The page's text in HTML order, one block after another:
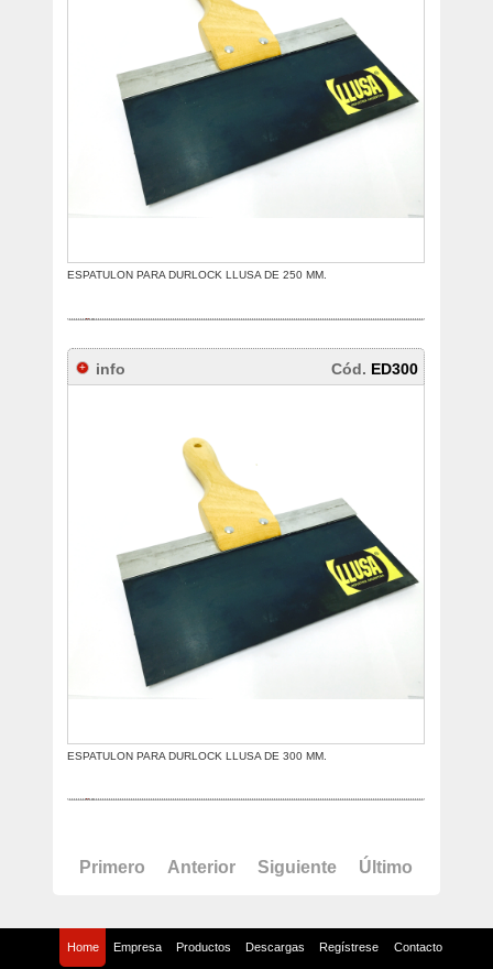
ESPATULON PARA DURLOCK LLUSA DE 250 MM.
info Cód. ED300
ESPATULON PARA DURLOCK LLUSA DE 300 MM.
Primero Anterior Siguiente Último
Home Empresa Productos Descargas Regístrese Contacto